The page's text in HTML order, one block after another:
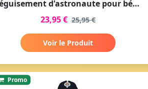
Déguisement d'astronaute pour bébé - Aventure intergalactique
23,95 € 25,95 €
Voir le Produit
Promo